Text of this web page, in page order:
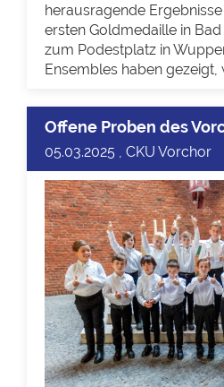
herausragende
ersten Goldmedaille in
zum Podestplatz in
Ensembles haben gezeigt,
Offene Proben des
05.03.2025 , CKU Vorchor